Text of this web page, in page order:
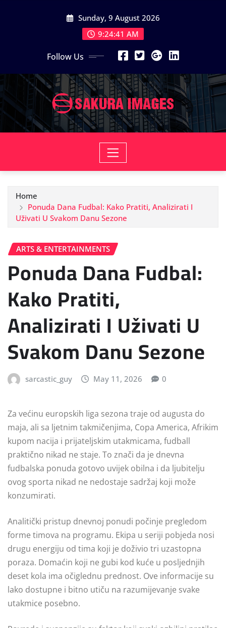
Sunday, 9 August 2026
9:24:42 AM
Follow Us
Home
Ponuda Dana Fudbal: Kako Pratiti, Analizirati I
Uživati U Svakom Danu Sezone
ARTS & ENTERTAINMENTS
Ponuda Dana Fudbal:
Kako Pratiti,
Analizirati I Uživati U
Svakom Danu Sezone
sarcastic_guy May 11, 2026 0
Za većinu europskih liga sezona traje od augusta do
maja, ali sa ljetnim takmičenjima, Copa America, Afrikim
kupom nacija i prijateljskim utakmicama, fudball
praktično nikad ne staje. To znači da je dnevna
fudbalska ponuda gotovo uvijek obilna i da ljubitelju
ovog sporta nikad ne nedostaje sadržaj koji može
konzumirati.
Analitički pristup dnevnoj ponudi počinje pregledom
forme timova na programu. Ekipa u seriji pobjeda nosi
drugu energiju od tima koji je doživio tri uzastopna
poraza. Domaćin koji ne gubi kod kuće u posljednjih
deset kola ima očiglednu prednost. Ove informacije su
lako dostupne i bitno utiču na razumijevanje svake
utakmice posebno.